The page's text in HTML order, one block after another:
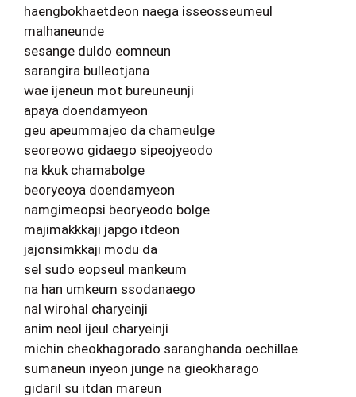
haengbokhaetdeon naega isseosseumeul
malhaneunde
sesange duldo eomneun
sarangira bulleotjana
wae ijeneun mot bureuneunji
apaya doendamyeon
geu apeummajeo da chameulge
seoreowo gidaego sipeojyeodo
na kkuk chamabolge
beoryeoya doendamyeon
namgimeopsi beoryeodo bolge
majimakkkaji japgo itdeon
jajonsimkkaji modu da
sel sudo eopseul mankeum
na han umkeum ssodanaego
nal wirohal charyeinji
anim neol ijeul charyeinji
michin cheokhagorado saranghanda oechillae
sumaneun inyeon junge na gieokharago
gidaril su itdan mareun